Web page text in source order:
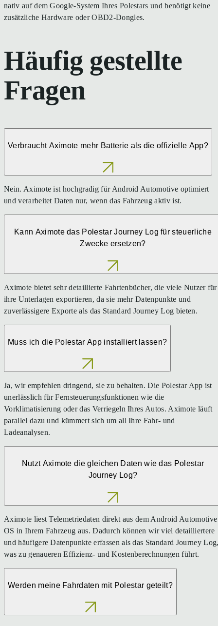
nativ auf dem Google-System Ihres Polestars und benötigt keine
zusätzliche Hardware oder OBD2-Dongles.
Häufig gestellte
Fragen
Verbraucht Aximote mehr Batterie als die offizielle App?
Nein. Aximote ist hochgradig für Android Automotive optimiert
und verarbeitet Daten nur, wenn das Fahrzeug aktiv ist.
Kann Aximote das Polestar Journey Log für steuerliche
Zwecke ersetzen?
Aximote bietet sehr detaillierte Fahrtenbücher, die viele Nutzer für
ihre Unterlagen exportieren, da sie mehr Datenpunkte und
zuverlässigere Exporte als das Standard Journey Log bieten.
Muss ich die Polestar App installiert lassen?
Ja, wir empfehlen dringend, sie zu behalten. Die Polestar App ist
unerlässlich für Fernsteuerungsfunktionen wie die
Vorklimatisierung oder das Verriegeln Ihres Autos. Aximote läuft
parallel dazu und kümmert sich um all Ihre Fahr- und
Ladeanalysen.
Nutzt Aximote die gleichen Daten wie das Polestar
Journey Log?
Aximote liest Telemetriedaten direkt aus dem Android Automotive
OS in Ihrem Fahrzeug aus. Dadurch können wir viel detailliertere
und häufigere Datenpunkte erfassen als das Standard Journey
was zu genaueren Effizienz- und Kostenberechnungen führt.
Werden meine Fahrdaten mit Polestar geteilt?